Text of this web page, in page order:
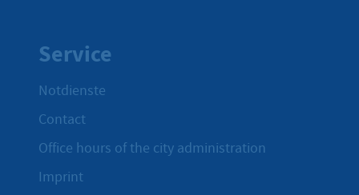
Service
Notdienste
Contact
Office hours of the city administration
Imprint